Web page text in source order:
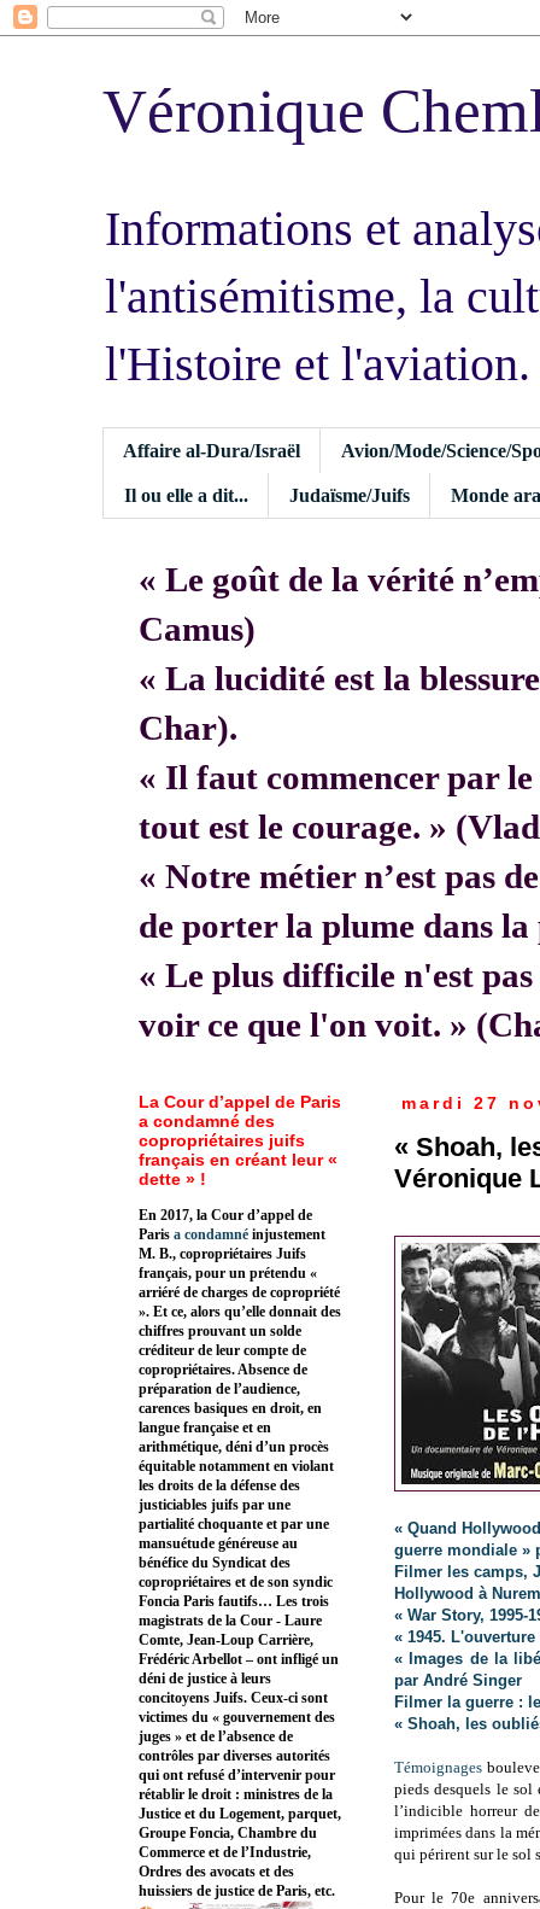
Véronique
Informations et
l'antisémitisme, la
l'Histoire et l'aviation.
Affaire al-Dura/Israël Avion/Mode/Science/
Il ou elle a dit... Judaïsme/Juifs Monde
« Le goût de la vérité
Camus)
« La lucidité est la
Char).
« Il faut commencer par le
tout est le courage. »
« Notre métier n’est pas
de porter la plume dans
« Le plus difficile n'est
voir ce que l'on voit. »
mardi 27
« Shoah,
Véronique
« Quand
guerre mondiale »
Filmer les camps,
Hollywood à
« War Story, 1995-
« 1945.
« Images de la
par André Singer
Filmer la guerre :
« Shoah, les
Témoignages
pieds desquels le sol
l’indicible horreur
imprimées dans la
qui périrent sur le sol
Pour le 70e
La Cour d’appel de Paris
a condamné des
copropriétaires juifs
français en créant leur «
dette » !
En 2017, la Cour d’appel de
Paris a condamné injustement
M. B., copropriétaires Juifs
français, pour un prétendu «
arriéré de charges de copropriété
». Et ce, alors qu’elle donnait des
chiffres prouvant un solde
créditeur de leur compte de
copropriétaires. Absence de
préparation de l’audience,
carences basiques en droit, en
langue française et en
arithmétique, déni d’un procès
équitable notamment en violant
les droits de la défense des
justiciables juifs par une
partialité choquante et par une
mansuétude généreuse au
bénéfice du Syndicat des
copropriétaires et de son syndic
Foncia Paris fautifs… Les trois
magistrats de la Cour - Laure
Comte, Jean-Loup Carrière,
Frédéric Arbellot – ont infligé un
déni de justice à leurs
concitoyens Juifs. Ceux-ci sont
victimes du « gouvernement des
juges » et de l’absence de
contrôles par diverses autorités
qui ont refusé d’intervenir pour
rétablir le droit : ministres de la
Justice et du Logement, parquet,
Groupe Foncia, Chambre du
Commerce et de l’Industrie,
Ordres des avocats et des
huissiers de justice de Paris, etc.